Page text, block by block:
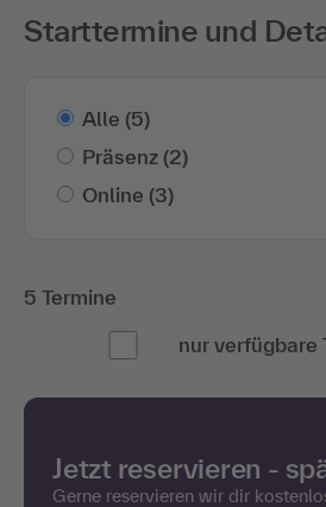
Starttermine und
Alle (5)
Präsenz (2)
Online (3)
5 Termine
nur verfügbare
Jetzt reservieren -
Gerne reservieren wir dir